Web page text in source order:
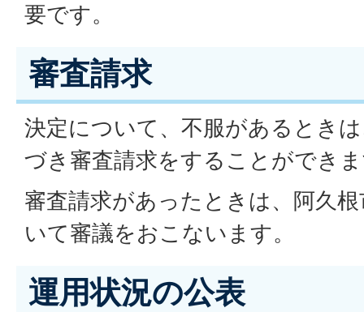
要です。
審査請求
決定について、不服があるとき
づき審査請求をすることができ
審査請求があったときは、阿久
いて審議をおこないます。
運用状況の公表